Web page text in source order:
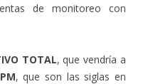
de monitoreo con
TOTAL, que vendría a
, que son las siglas en